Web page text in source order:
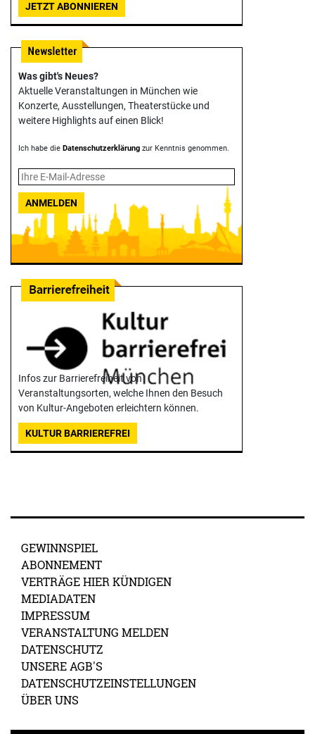
JETZT ABONNIEREN
Was gibt's Neues?
Aktuelle Veranstaltungen in München wie
Konzerte, Ausstellungen, Theater­stücke und
weitere Highlights auf einen Blick!
Ich habe die Datenschutzerklärung zur Kenntnis genommen.
ANMELDEN
Infos zur Barrierefreiheit von
Veranstaltungsorten, welche Ihnen den Besuch
von Kultur-Angeboten erleichtern können.
KULTUR BARRIEREFREI
GEWINNSPIEL
ABONNEMENT
VERTRÄGE HIER KÜNDIGEN
MEDIADATEN
IMPRESSUM
VERANSTALTUNG MELDEN
DATENSCHUTZ
UNSERE AGB'S
DATENSCHUTZEINSTELLUNGEN
ÜBER UNS